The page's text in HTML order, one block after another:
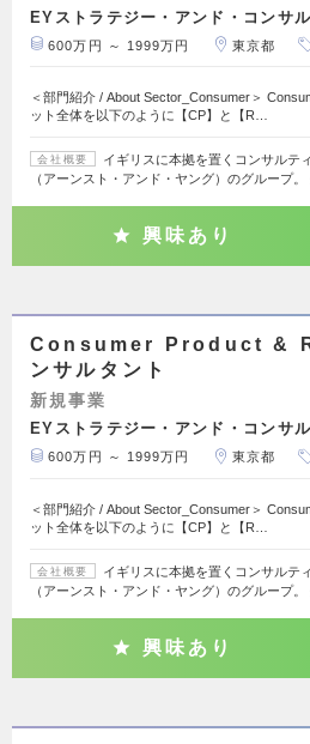
EYストラテジー・アンド・コンサ
600万円 ～ 1999万円 東京都
＜部門紹介 / About Sector_Consumer＞
ット全体を以下のように【CP】と【R…
会社概要
イギリスに本拠を置くコンサルテ
（アーンスト・アンド・ヤング）のグループ。
興味あり
Consumer Product &
ンサルタント
新規事業
EYストラテジー・アンド・コンサ
600万円 ～ 1999万円 東京都
＜部門紹介 / About Sector_Consumer＞
ット全体を以下のように【CP】と【R…
会社概要
イギリスに本拠を置くコンサルテ
（アーンスト・アンド・ヤング）のグループ。
興味あり